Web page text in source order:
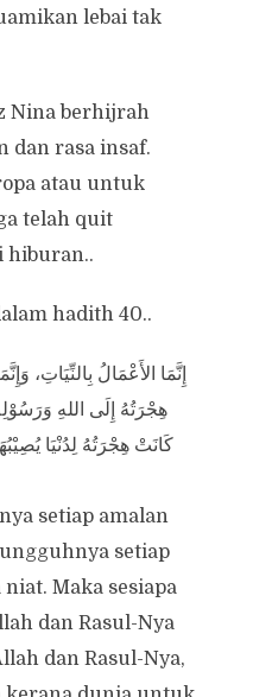
lebai tak
Nina berhijrah
dan rasa insaf.
atau untuk
telah quit
hiburan..
hadith 40..
هِجْرَتُهُ إِلَى اللهِ
كَانَتْ هِجْرَتُهُ لِدُنْيَا
setiap amalan
setiap
Maka sesiapa
dan Rasul-Nya
dan Rasul-Nya,